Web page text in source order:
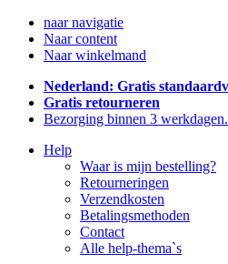
naar navigatie
Naar content
Naar winkelmand
Nederland: Gratis
Gratis retourneren
Bezorging binnen 3 werkdagen.
Help
Waar is mijn bestelling?
Retourneringen
Verzendkosten
Betalingsmethoden
Contact
Alle help-thema`s